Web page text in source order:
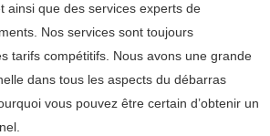
ainsi que des services experts de
Nos services sont toujours
tarifs compétitifs. Nous avons une grande
dans tous les aspects du débarras
vous pouvez être certain d’obtenir un